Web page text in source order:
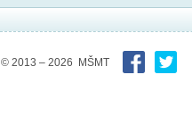
© 2013 – 2026 MŠMT